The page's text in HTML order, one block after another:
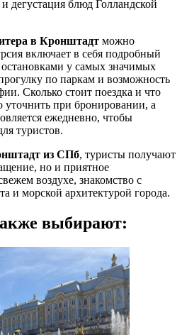
дегустация блюд Голландской
в Кронштадт можно
включает в себя подробный
у самых значимых
по паркам и возможность
Сколько стоит поездка и что
при бронировании, а
ежедневно, чтобы
туристов.
из СПб, туристы получают
но и приятное
воздухе, знакомство с
и морской архитектурой города.
выбирают: